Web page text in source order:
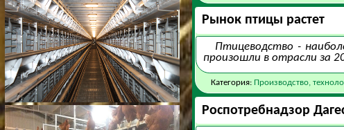
Рынок птицы растет
Птицеводство -
произошли в отрасли за
Категория: Производство,
Роспотребнадзор